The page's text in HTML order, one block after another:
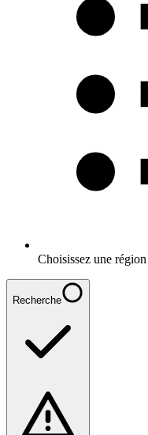
Choisissez une région
Recherche